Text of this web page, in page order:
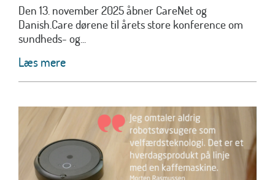
Den 13. november 2025 åbner CareNet og
Danish.Care dørene til årets store konference om
sundheds- og...
Læs mere